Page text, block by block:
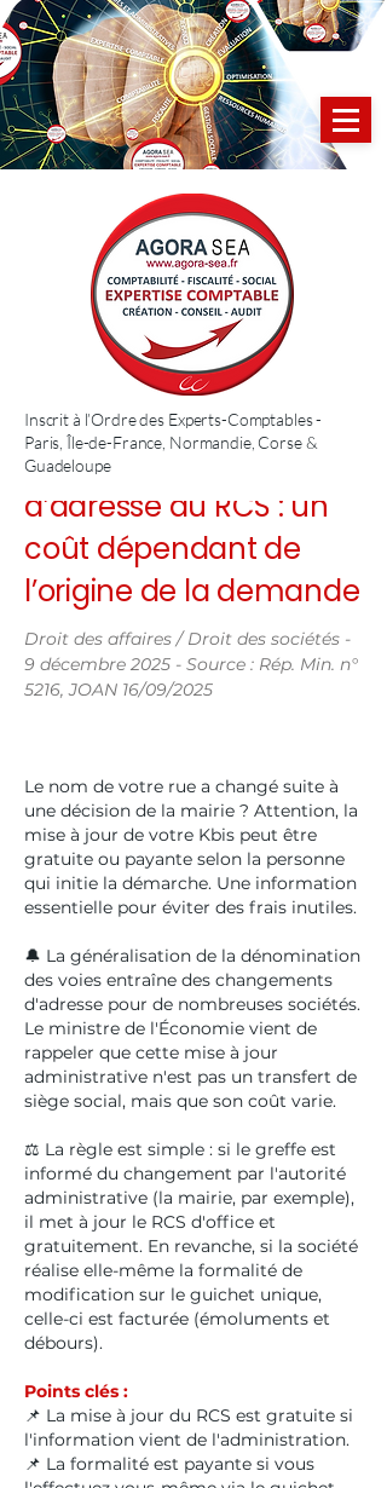
Inscrit à l’Ordre des Experts-Comptables -
Paris, Île-de-France, Normandie, Corse &
Guadeloupe
Mise à jour du libellé
d’adresse au RCS : un
coût dépendant de
l’origine de la demande
Droit des affaires / Droit des sociétés -
9 décembre 2025 - Source : Rép. Min. n°
5216, JOAN 16/09/2025
Le nom de votre rue a changé suite à
une décision de la mairie ? Attention, la
mise à jour de votre Kbis peut être
gratuite ou payante selon la personne
qui initie la démarche. Une information
essentielle pour éviter des frais inutiles.
🔔 La généralisation de la dénomination
des voies entraîne des changements
d'adresse pour de nombreuses sociétés.
Le ministre de l'Économie vient de
rappeler que cette mise à jour
administrative n'est pas un transfert de
siège social, mais que son coût varie.
⚖️ La règle est simple : si le greffe est
informé du changement par l'autorité
administrative (la mairie, par exemple),
il met à jour le RCS d'office et
gratuitement. En revanche, si la société
réalise elle-même la formalité de
modification sur le guichet unique,
celle-ci est facturée (émoluments et
débours).
Points clés :
📌 La mise à jour du RCS est gratuite si
l'information vient de l'administration.
📌 La formalité est payante si vous